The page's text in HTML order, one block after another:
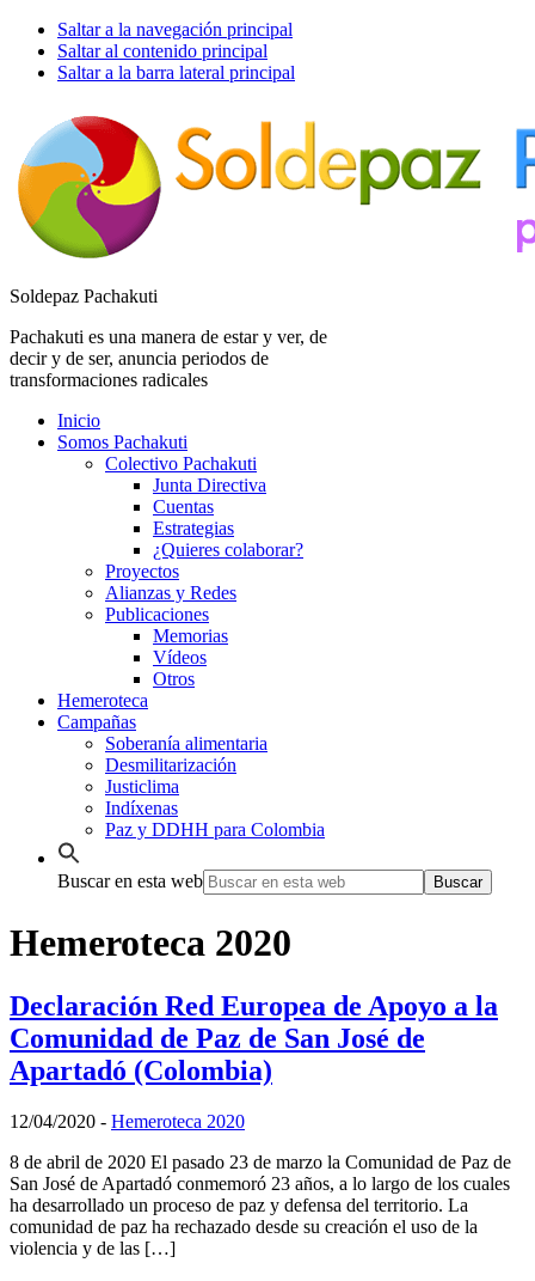
Saltar a la navegación principal
Saltar al contenido principal
Saltar a la barra lateral principal
Soldepaz Pachakuti
Pachakuti es una manera de estar y ver, de
decir y de ser, anuncia periodos de
transformaciones radicales
Inicio
Somos Pachakuti
Colectivo Pachakuti
Junta Directiva
Cuentas
Estrategias
¿Quieres colaborar?
Proyectos
Alianzas y Redes
Publicaciones
Memorias
Vídeos
Otros
Hemeroteca
Campañas
Soberanía alimentaria
Desmilitarización
Justiclima
Indíxenas
Paz y DDHH para Colombia
Buscar en esta web
Hemeroteca 2020
Declaración Red Europea de Apoyo a la
Comunidad de Paz de San José de
Apartadó (Colombia)
12/04/2020 - Hemeroteca 2020
8 de abril de 2020 El pasado 23 de marzo la Comunidad de Paz de
San José de Apartadó conmemoró 23 años, a lo largo de los cuales
ha desarrollado un proceso de paz y defensa del territorio. La
comunidad de paz ha rechazado desde su creación el uso de la
violencia y de las […]